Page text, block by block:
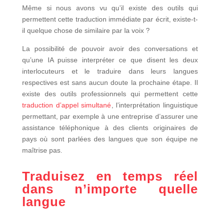
Même si nous avons vu qu’il existe des outils qui
permettent cette traduction immédiate par écrit, existe-t-
il quelque chose de similaire par la voix ?
La possibilité de pouvoir avoir des conversations et
qu’une IA puisse interpréter ce que disent les deux
interlocuteurs et le traduire dans leurs langues
respectives est sans aucun doute la prochaine étape. Il
existe des outils professionnels qui permettent cette
traduction d’appel simultané , l’interprétation linguistique
permettant, par exemple à une entreprise d’assurer une
assistance téléphonique à des clients originaires de
pays où sont parlées des langues que son équipe ne
maîtrise pas.
Traduisez en temps réel
dans n’importe quelle
langue